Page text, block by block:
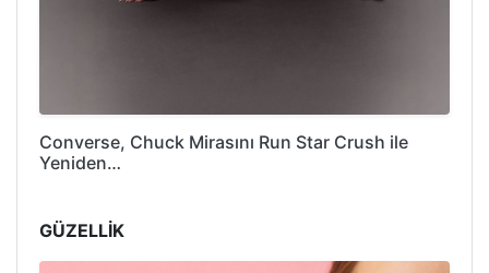
Converse, Chuck Mirasını Run Star Crush ile
Yeniden…
GÜZELLİK